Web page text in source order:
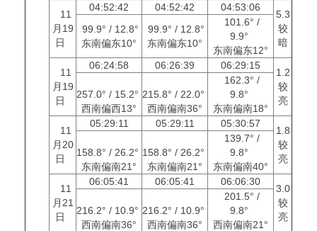
11
月19
日
04:52:42 04:52:42 04:53:06
5.3
较
暗
99.9° / 12.8°
东南偏东10°
99.9° / 12.8°
东南偏东10°
101.6° /
9.9°
东南偏东12°
11
月19
日
06:24:58 06:26:39 06:29:15
1.2
较
亮
257.0° / 15.2°
西南偏西13°
215.8° / 22.0°
西南偏南36°
162.3° /
9.8°
东南偏南18°
11
月20
日
05:29:11 05:29:11 05:30:57
1.8
较
亮
158.8° / 26.2°
东南偏南21°
158.8° / 26.2°
东南偏南21°
139.7° /
9.8°
东南偏南40°
11
月21
日
06:05:41 06:05:41 06:06:30
3.0
较
亮
216.2° / 10.9°
西南偏南36°
216.2° / 10.9°
西南偏南36°
201.5° /
9.8°
西南偏南21°